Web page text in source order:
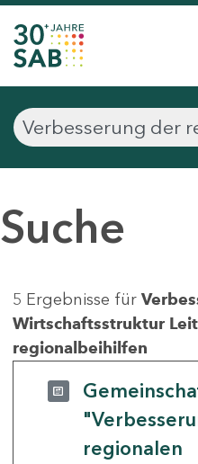
Suche
5 Ergebnisse für
Wirtschaftsstruktur
regionalbeihilfen
regionalen